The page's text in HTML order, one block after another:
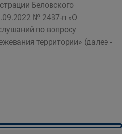
Беловского
№ 2487-п «О
по вопросу
территории» (далее -